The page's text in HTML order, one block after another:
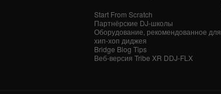
Start From Scratch
Партнёрские DJ-школы
Оборудование, рекомендованное для
хип-хоп диджея
Bridge Blog Tips
Веб-версия Tribe XR DDJ-FLX